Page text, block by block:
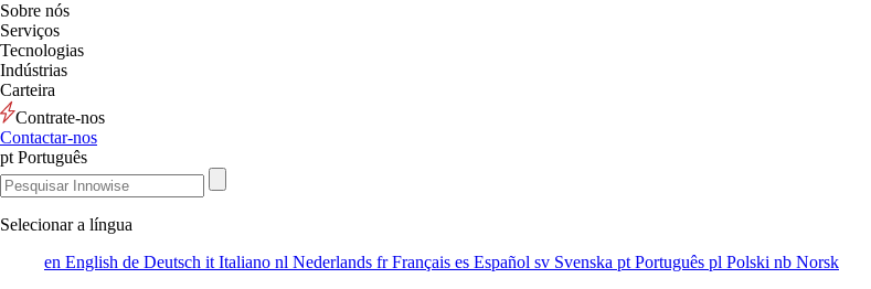
Sobre nós
Serviços
Tecnologias
Indústrias
Carteira
Contrate-nos
Contactar-nos
pt Português
Selecionar a língua
en English de Deutsch it Italiano nl Nederlands frFrançais es Español sv Svenska pt Português pl Polski nb Norsk